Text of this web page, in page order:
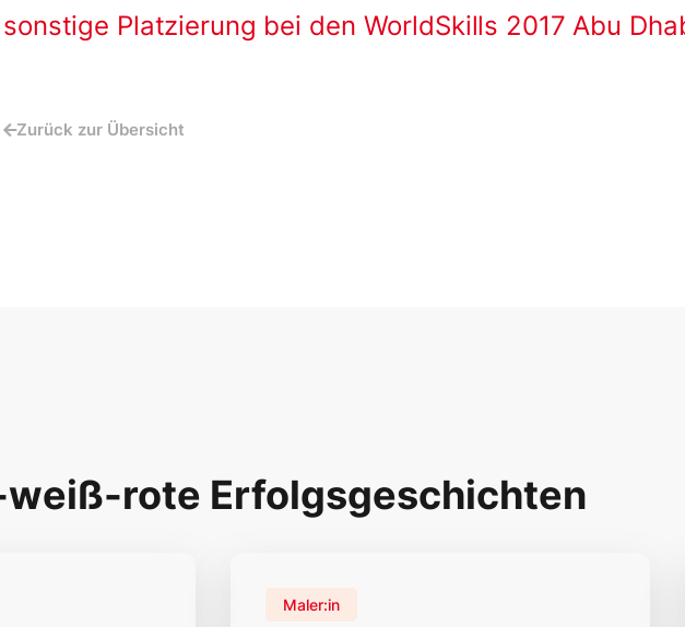
sonstige Platzierung bei den WorldSkills 2017 Abu
Zurück zur Übersicht
rote Erfolgsgeschichten
Maler:in